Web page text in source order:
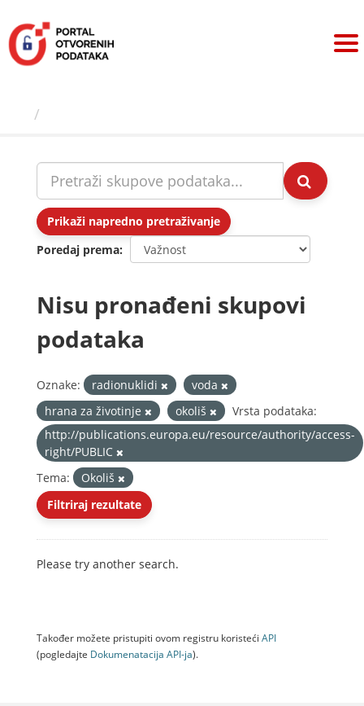
sadržaj
Prikaži napredno pretraživanje
Poredaj prema
Nisu pronađeni skupovi
podataka
Oznake: radionuklidi
voda
hrana za životinje
okoliš
Vrsta podataka:
http://publications.europa.eu/resource/authority/access-
right/PUBLIC
Tema:
Okoliš
Filtriraj rezultate
Please try another search.
Također možete pristupiti ovom registru koristeći API
(pogledajte Dokumenаtаcijа API-jа).